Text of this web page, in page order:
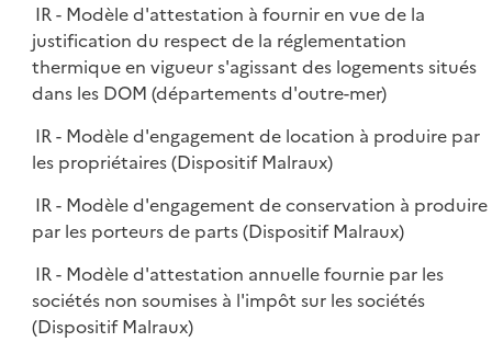
IR - Modèle d'attestation à fournir en vue de la
justification du respect de la réglementation
thermique en vigueur s'agissant des logements situés
dans les DOM (départements d'outre-mer)
IR - Modèle d'engagement de location à produire par
les propriétaires (Dispositif Malraux)
IR - Modèle d'engagement de conservation à produire
par les porteurs de parts (Dispositif Malraux)
IR - Modèle d'attestation annuelle fournie par les
sociétés non soumises à l'impôt sur les sociétés
(Dispositif Malraux)